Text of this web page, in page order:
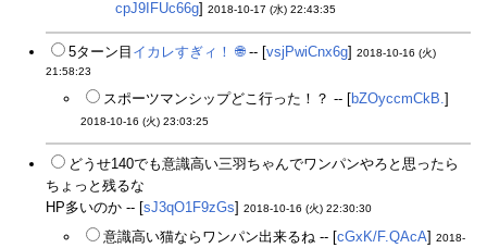
cpJ9IFUc66g] 2018-10-17 (水) 22:43:35
5ターン目 イカレすぎィ！ 🌐-- [vsjPwiCnx6g] 2018-10-16 (火)
21:58:23
スポーツマンシップどこ行った！？ -- [bZOyccmCkB.]
2018-10-16 (火) 23:03:25
どうせ140でも意識高い三羽ちゃんでワンパンやろと思ったら
ちょっと残るな
HP多いのか -- [sJ3qO1F9zGs] 2018-10-16 (火) 22:30:30
意識高い猫ならワンパン出来るね -- [cGxK/F.QAcA] 2018-